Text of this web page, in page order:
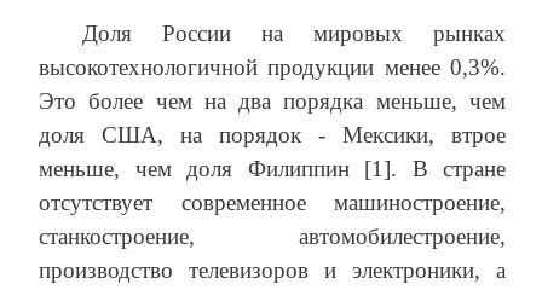
Доля России на мировых рынках
высокотехнологичной продукции менее 0,3%.
Это более чем на два порядка меньше, чем
доля США, на порядок - Мексики, втрое
меньше, чем доля Филиппин [1]. В стране
отсутствует современное машиностроение,
станкостроение, автомобилестроение,
производство телевизоров и электроники, а